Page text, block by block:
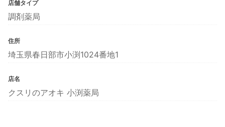
店舗タイプ
調剤薬局
住所
埼玉県春日部市小渕1024番地1
店名
クスリのアオキ 小渕薬局